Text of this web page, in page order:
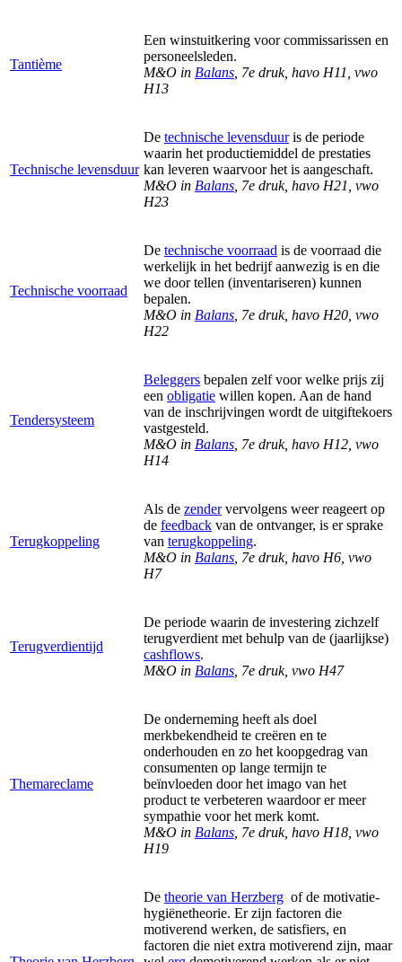
Tantième
Een winstuitkering voor commissarissen en
personeelsleden.
M&O in Balans , 7e druk, havo H11, vwo
H13
Technische levensduur
De technische levensduuris de periode
waarin het productiemiddel de prestaties
kan leveren waarvoor het is aangeschaft.
M&O in Balans , 7e druk, havo H21, vwo
H23
Technische voorraad
De technische voorraad is de voorraad die
werkelijk in het bedrijf aanwezig is en die
we door tellen (inventariseren) kunnen
bepalen.
M&O in Balans , 7e druk, havo H20, vwo
H22
Tendersysteem
Beleggers bepalen zelf voor welke prijs zij
een obligatie willen kopen. Aan de hand
van de inschrijvingen wordt de uitgiftekoers
vastgesteld.
M&O in Balans , 7e druk, havo H12, vwo
H14
Terugkoppeling
Als de zendervervolgens weer reageert op
de feedback van de ontvanger, is er sprake
van terugkoppeling.
M&O in Balans , 7e druk, havo H6, vwo
H7
Terugverdientijd
De periode waarin de investering zichzelf
terugverdient met behulp van de (jaarlijkse)
cashflows.
M&O in Balans , 7e druk, vwo H47
Themareclame
De onderneming heeft als doel
merkbekendheid te creëren en te
onderhouden en zo het koopgedrag van
consumenten op lange termijn te
beïnvloeden door het imago van het
product te verbeteren waardoor er meer
sympathie voor het merk komt.
M&O in Balans , 7e druk, havo H18, vwo
H19
De theorie van Herzberg of de motivatie-
hygiënetheorie. Er zijn factoren die
motiverend werken, de satisfiers, en
factoren die niet extra motiverend zijn, maar